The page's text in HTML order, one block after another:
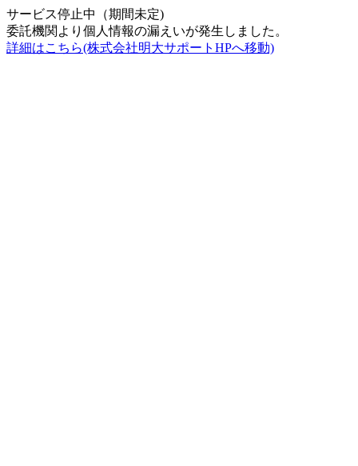
サービス停止中（期間未定)
委託機関より個人情報の漏えいが発生しました。
詳細はこちら(株式会社明大サポートHPへ移動)